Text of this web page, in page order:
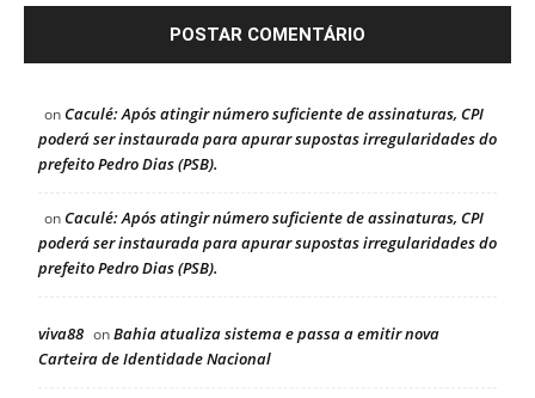
onCaculé: Após atingir número suficiente de assinaturas, CPI
poderá ser instaurada para apurar supostas irregularidades do
prefeito Pedro Dias (PSB).
onCaculé: Após atingir número suficiente de assinaturas, CPI
poderá ser instaurada para apurar supostas irregularidades do
prefeito Pedro Dias (PSB).
viva88 onBahia atualiza sistema e passa a emitir nova
Carteira de Identidade Nacional